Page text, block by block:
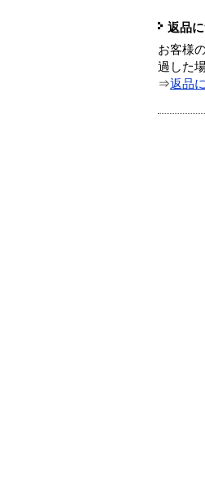
返品
お客様
過した
⇒返品